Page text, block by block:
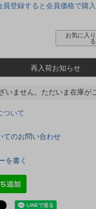
員登録すると会員価格で購
お気に入
る
再入荷お知らせ
いません。ただいま在庫が
ついて
てのお問い合わせ
を書く